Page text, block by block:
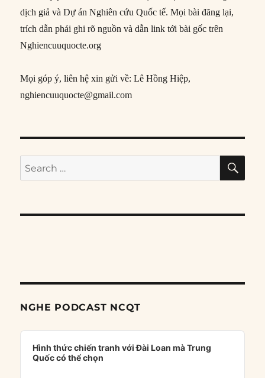
dịch giả và Dự án Nghiên cứu Quốc tế. Mọi bài đăng lại,
trích dẫn phải ghi rõ nguồn và dẫn link tới bài gốc trên
Nghiencuuquocte.org
Mọi góp ý, liên hệ xin gửi về: Lê Hồng Hiệp,
nghiencuuquocte@gmail.com
Search
for:
NGHE PODCAST NCQT
Audio
Player
Hình thức chiến tranh với Đài Loan mà Trung
Quốc có thể chọn